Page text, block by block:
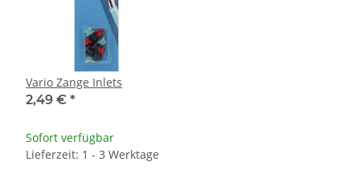
Vario Zange Inlets
2,49 € *
Sofort verfügbar
Lieferzeit: 1 - 3 Werktage